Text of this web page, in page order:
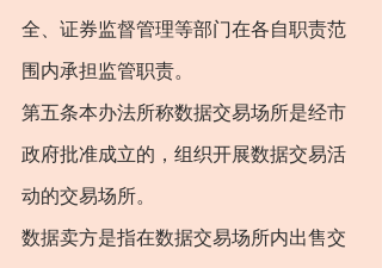
全、证券监督管理等部门在各自职责范
围内承担监管职责。
第五条本办法所称数据交易场所是经市
政府批准成立的，组织开展数据交易活
动的交易场所。
数据卖方是指在数据交易场所内出售交